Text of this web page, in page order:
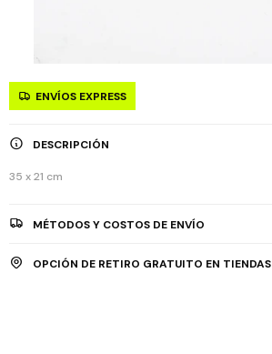
ENVÍOS EXPRESS
DESCRIPCIÓN
35 x 21 cm
MÉTODOS Y COSTOS DE ENVÍO
OPCIÓN DE RETIRO GRATUITO EN TIENDAS